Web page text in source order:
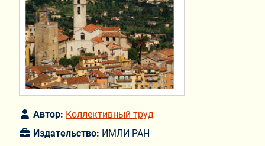
Автор: Коллективный труд
Издательство: ИМЛИ РАН